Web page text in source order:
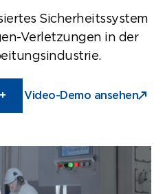
Sicherheitssystem
Verletzungen in der
Video-Demo ansehen